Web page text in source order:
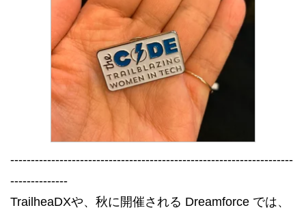
---------------------------------------------------------------------
--------------
TrailheaDXや、秋に開催される Dreamforce では、